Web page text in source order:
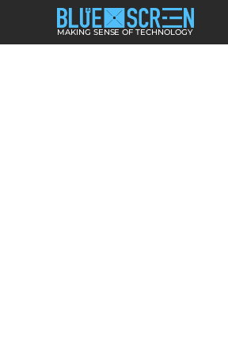
MAKING SENSE OF TECHNOLOGY